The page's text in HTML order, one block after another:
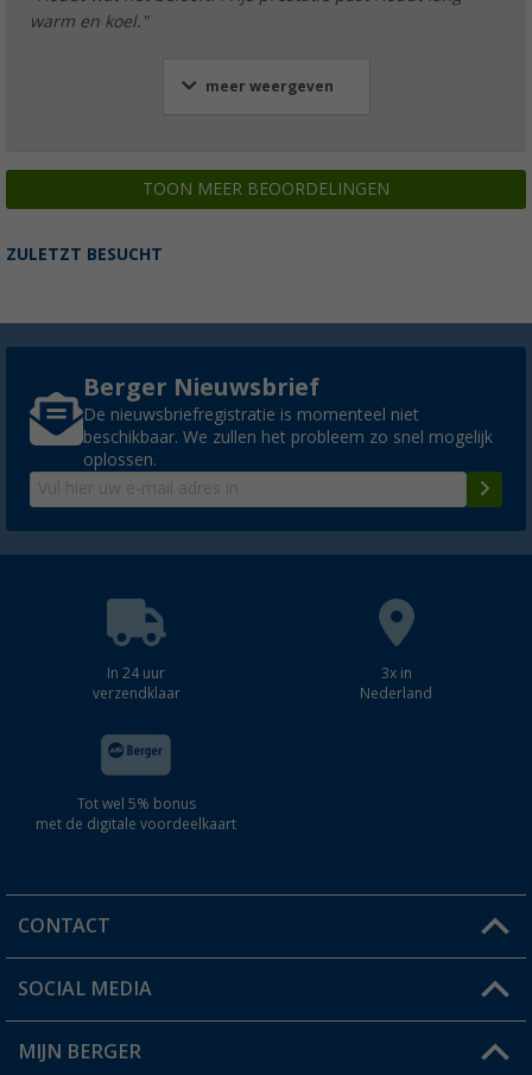
warm en koel."
meer weergeven
TOON MEER BEOORDELINGEN
ZULETZT BESUCHT
Berger Nieuwsbrief
De nieuwsbriefregistratie is momenteel niet
beschikbaar. We zullen het probleem zo snel mogelijk
oplossen.
In 24 uur
verzendklaar
3x in
Nederland
Tot wel 5% bonus
met de digitale voordeelkaart
CONTACT
Een vraag?
Winkel vinden
SOCIAL MEDIA
MIJN BERGER